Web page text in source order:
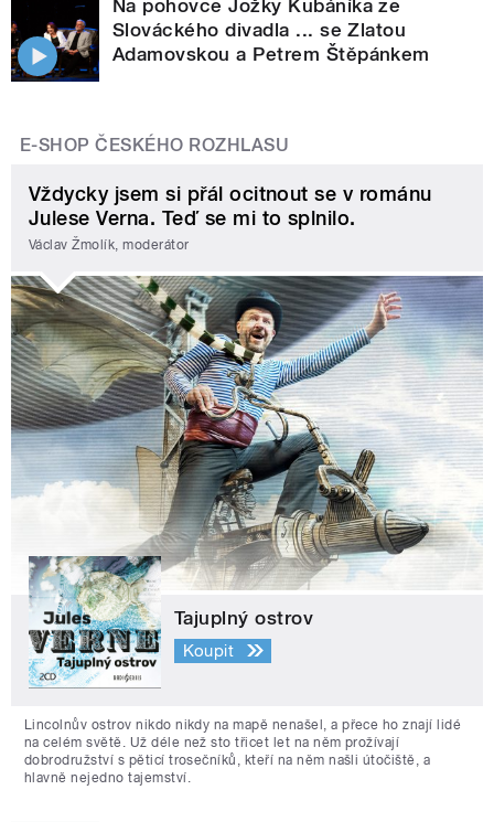
Na pohovce Jožky Kubáníka ze
Slováckého divadla ... se Zlatou
Adamovskou a Petrem Štěpánkem
E-SHOP ČESKÉHO ROZHLASU
Vždycky jsem si přál ocitnout se v románu
Julese Verna. Teď se mi to splnilo.
Václav Žmolík, moderátor
Tajuplný ostrov
Koupit
Lincolnův ostrov nikdo nikdy na mapě nenašel, a přece ho znají lidé
na celém světě. Už déle než sto třicet let na něm prožívají
dobrodružství s pěticí trosečníků, kteří na něm našli útočiště, a
hlavně nejedno tajemství.